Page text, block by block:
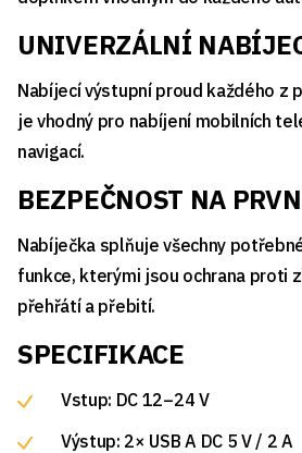
UNIVERZÁLNÍ
Nabíjecí výstupní proud každého z
je vhodný pro nabíjení mobilních
navigací.
BEZPEČNOST NA
Nabíječka splňuje všechny
funkce, kterými jsou ochrana proti
přehřátí a přebití.
SPECIFIKACE
Vstup: DC 12–24 V
Výstup: 2× USB A DC 5 V / 2 A